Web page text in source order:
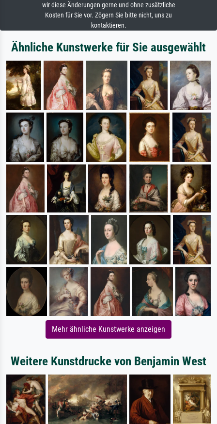
wir diese Änderungen gerne und ohne zusätzliche
Kosten für Sie vor. Zögern Sie bitte nicht, uns zu
kontaktieren.
Ähnliche Kunstwerke für Sie ausgewählt
Mehr ähnliche Kunstwerke anzeigen
Weitere Kunstdrucke von Benjamin West